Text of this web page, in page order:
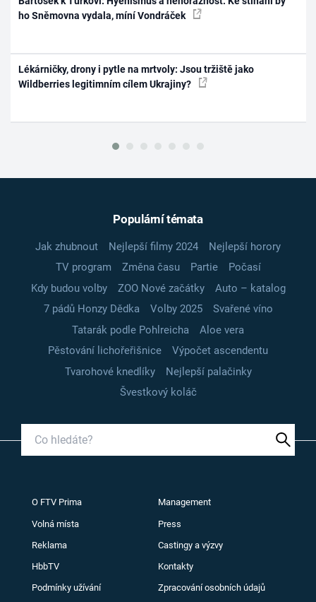
ho Sněmovna vydala, míní Vondráček
Lékárničky, drony i pytle na mrtvoly: Jsou tržiště jako
Wildberries legitimním cílem Ukrajiny?
Populární témata
Jak zhubnout Nejlepší filmy 2024
Nejlepší horory
TV program
Změna času Partie
Počasí
Kdy budou volby
ZOO Nové začátky
Auto – katalog
7 pádů Honzy Dědka
Volby 2025
Svařené víno
Tatarák podle Pohlreicha
Aloe vera
Pěstování lichořeřišnice
Výpočet ascendentu
Tvarohové knedlíky
Nejlepší palačinky
Švestkový koláč
O FTV Prima Management
Volná místa Press
Reklama Castingy a výzvy
HbbTV Kontakty
Podmínky užívání Zpracování osobních údajů